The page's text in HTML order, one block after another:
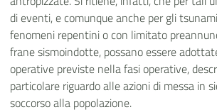
di eventi, e comunque anche per gli
fenomeni repentini o con limitato
frane sismoindotte, possano essere
operative previste nella fasi operative,
particolare riguardo alle azioni di messa in
soccorso alla popolazione.